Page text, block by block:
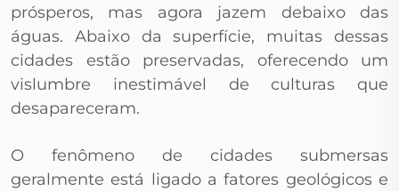
prósperos, mas agora jazem debaixo das
águas. Abaixo da superfície, muitas dessas
cidades estão preservadas, oferecendo um
vislumbre inestimável de culturas que
desapareceram.
O fenômeno de cidades submersas
geralmente está ligado a fatores geológicos e